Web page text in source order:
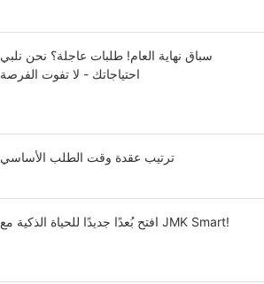
سباق نهاية العام! طلبات عاجلة؟ نحن نلبي
احتياجاتك - لا تفوت الفرصة
ترتيب عقدة وقت الطلب الأساسي
افتح بُعدًا جديدًا للحياة الذكية مع JMK Smart!